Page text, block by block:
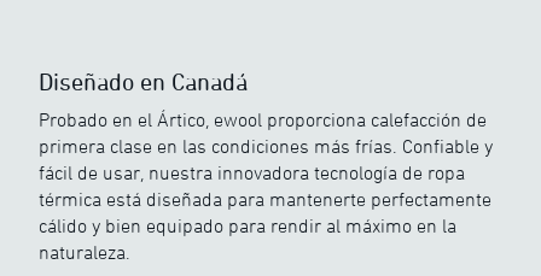
Diseñado en Canadá
Probado en el Ártico, ewool proporciona calefacción de
primera clase en las condiciones más frías. Confiable y
fácil de usar, nuestra innovadora tecnología de ropa
térmica está diseñada para mantenerte perfectamente
cálido y bien equipado para rendir al máximo en la
naturaleza.